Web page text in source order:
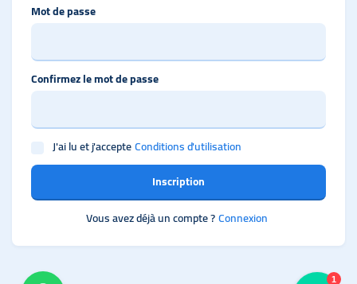
Mot de passe
Confirmez le mot de passe
J'ai lu et j'accepteConditions d'utilisation
Inscription
Vous avez déjà un compte ?Connexion
1